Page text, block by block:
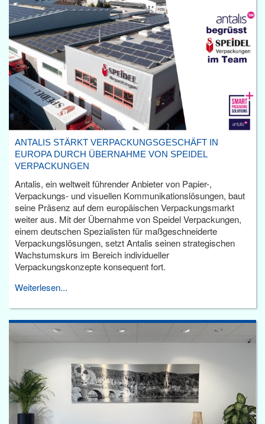
ANTALIS STÄRKT VERPACKUNGSGESCHÄFT IN
EUROPA DURCH ÜBERNAHME VON SPEIDEL
VERPACKUNGEN
Antalis, ein weltweit führender Anbieter von Papier-,
Verpackungs- und visuellen Kommunikationslösungen, baut
seine Präsenz auf dem europäischen Verpackungsmarkt
weiter aus. Mit der Übernahme von Speidel Verpackungen,
einem deutschen Spezialisten für maßgeschneiderte
Verpackungslösungen, setzt Antalis seinen strategischen
Wachstumskurs im Bereich individueller
Verpackungskonzepte konsequent fort.
Weiterlesen...